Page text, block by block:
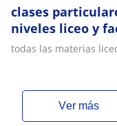
clases
niveles liceo y
todas las materias
ver más